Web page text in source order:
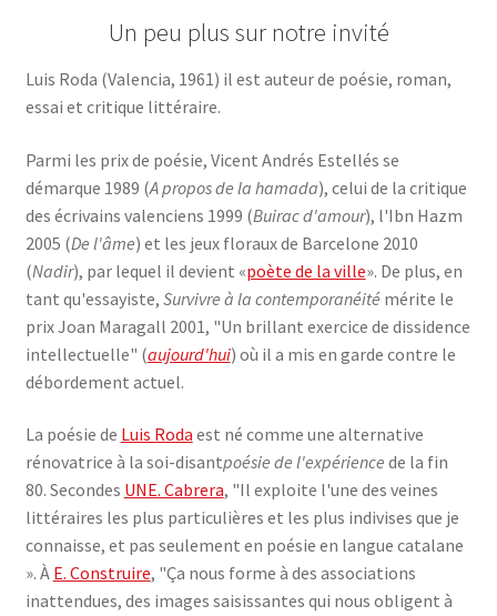
Un peu plus sur notre invité
Luis Roda (Valencia, 1961) il est auteur de poésie, roman,
essai et critique littéraire.
Parmi les prix de poésie, Vicent Andrés Estellés se
démarque 1989 (A propos de la hamada), celui de la critique
des écrivains valenciens 1999 (Buirac d'amour), l'Ibn Hazm
2005 (De l'âme) et les jeux floraux de Barcelone 2010
(Nadir), par lequel il devient «poète de la ville». De plus, en
tant qu'essayiste, Survivre à la contemporanéitémérite le
prix Joan Maragall 2001, "Un brillant exercice de dissidence
intellectuelle" (aujourd'hui) où il a mis en garde contre le
débordement actuel.
La poésie de Luis Roda est né comme une alternative
rénovatrice à la soi-disantpoésie de l'expérience de la fin
80. Secondes UNE. Cabrera, "Il exploite l'une des veines
littéraires les plus particulières et les plus indivises que je
connaisse, et pas seulement en poésie en langue catalane
». À E. Construire, "Ça nous forme à des associations
inattendues, des images saisissantes qui nous obligent à